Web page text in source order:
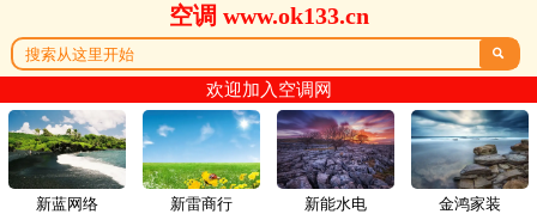
空调 www.ok133.cn

欢迎加入空调网
新蓝网络 新雷商行 新能水电 金鸿家装